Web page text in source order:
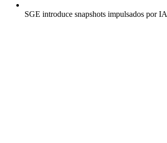
SGE introduce snapshots impulsados por